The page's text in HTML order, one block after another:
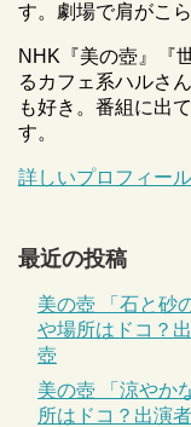
す。劇場で肩がこ
NHK『美の壺』『
るカフェ系ハルさ
も好き。番組に出
す。
詳しいプロフィー
最近の投稿
美の壺 「石と砂
や場所はドコ？
壺
美の壺 「涼やか
所はドコ？出演